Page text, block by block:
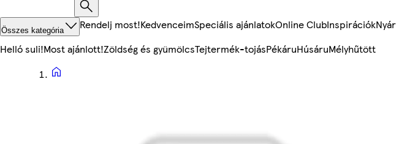
Összes kategória Rendelj most!KedvenceimSpeciális ajánlatokOnline ClubInspirációkNyár
Helló suli!Most ajánlott!Zöldség és gyümölcsTejtermék-tojásPékáruHúsáruMélyhűtött